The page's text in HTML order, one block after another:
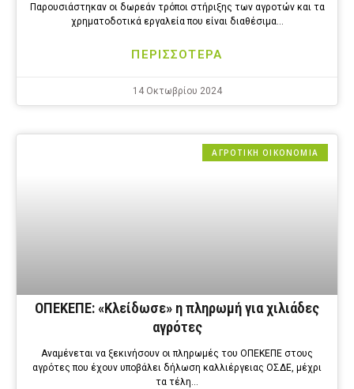
Παρουσιάστηκαν οι δωρεάν τρόποι στήριξης των αγροτών και τα
χρηματοδοτικά εργαλεία που είναι διαθέσιμα…
ΠΕΡΙΣΣΟΤΕΡΑ
14 Οκτωβρίου 2024
ΑΓΡΟΤΙΚΗ ΟΙΚΟΝΟΜΙΑ
ΟΠΕΚΕΠΕ: «Κλείδωσε» η πληρωμή για χιλιάδες
αγρότες
Αναμένεται να ξεκινήσουν οι πληρωμές του ΟΠΕΚΕΠΕ στους
αγρότες που έχουν υποβάλει δήλωση καλλιέργειας ΟΣΔΕ, μέχρι
τα τέλη…